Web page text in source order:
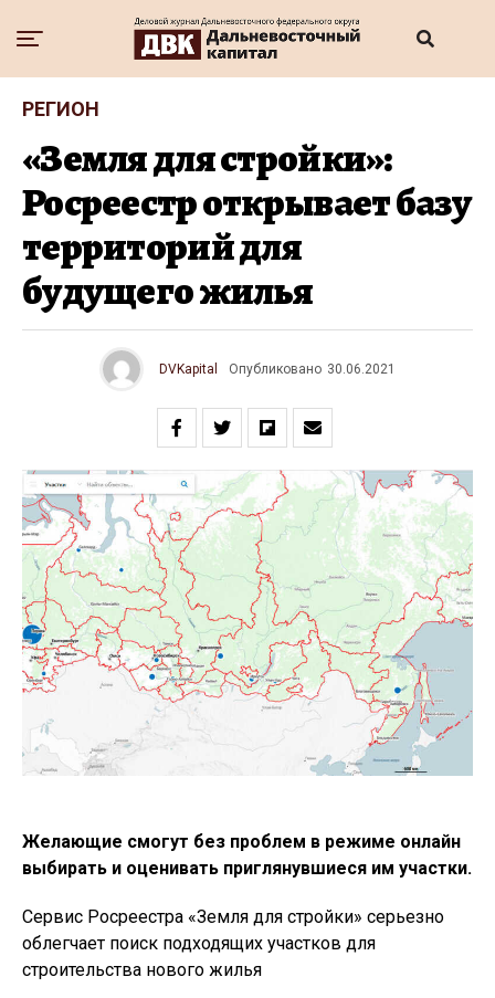
РЕГИОН
«Земля для стройки»:
Росреестр открывает базу
территорий для
будущего жилья
DVKapital Опубликовано 30.06.2021
Желающие смогут без проблем в режиме онлайн
выбирать и оценивать приглянувшиеся им участки.
Сервис Росреестра «Земля для стройки» серьезно
облегчает поиск подходящих участков для
строительства нового жилья